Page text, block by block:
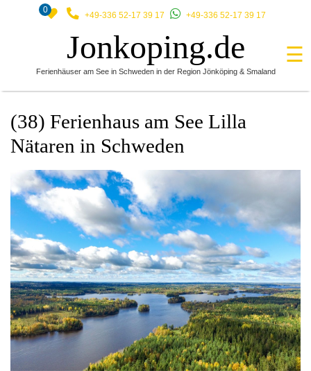
0
+49-336 52-17 39 17 +49-336 52-17 39 17
Jonkoping.de
Ferienhäuser am See in Schweden in der Region Jönköping & Smaland
☰
(38) Ferienhaus am See Lilla
Nätaren in Schweden